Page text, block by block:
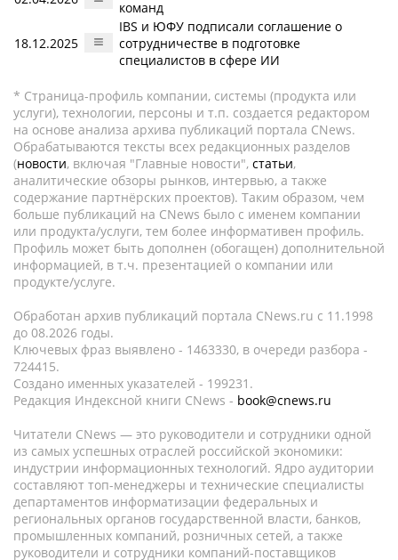
команд
18.12.2025
IBS и ЮФУ подписали соглашение о
сотрудничестве в подготовке
специалистов в сфере ИИ
* Страница-профиль компании, системы (продукта или
услуги), технологии, персоны и т.п. создается редактором
на основе анализа архива публикаций портала CNews.
Обрабатываются тексты всех редакционных разделов
(новости, включая "Главные новости", статьи,
аналитические обзоры рынков, интервью, а также
содержание партнёрских проектов). Таким образом, чем
больше публикаций на CNews было с именем компании
или продукта/услуги, тем более информативен профиль.
Профиль может быть дополнен (обогащен) дополнительной
информацией, в т.ч. презентацией о компании или
продукте/услуге.
Обработан архив публикаций портала CNews.ru c 11.1998
до 08.2026 годы.
Ключевых фраз выявлено - 1463330, в очереди разбора -
724415.
Создано именных указателей - 199231.
Редакция Индексной книги CNews - book@cnews.ru
Читатели CNews — это руководители и сотрудники одной
из самых успешных отраслей российской экономики:
индустрии информационных технологий. Ядро аудитории
составляют топ-менеджеры и технические специалисты
департаментов информатизации федеральных и
региональных органов государственной власти, банков,
промышленных компаний, розничных сетей, а также
руководители и сотрудники компаний-поставщиков